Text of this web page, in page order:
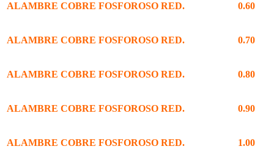
ALAMBRE COBRE FOSFOROSO RED. 0.60
ALAMBRE COBRE FOSFOROSO RED. 0.70
ALAMBRE COBRE FOSFOROSO RED. 0.80
ALAMBRE COBRE FOSFOROSO RED. 0.90
ALAMBRE COBRE FOSFOROSO RED. 1.00